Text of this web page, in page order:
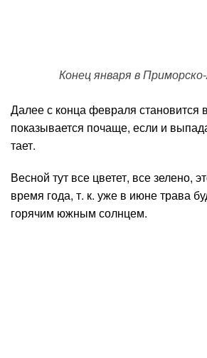
Конец января в
Далее с конца февраля становится
показывается почаще, если и
тает.
Весной тут все цветет, все зелено,
время года, т. к. уже в июне трава
горячим южным солнцем.